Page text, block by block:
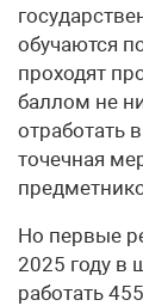
обучаются
проходят
баллом не
отработать
точечная
Но первые
2025 году в
работать